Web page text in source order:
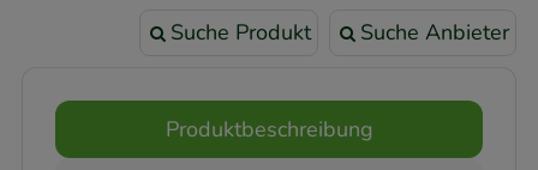
Suche Produkt Suche Anbieter
Produktbeschreibung